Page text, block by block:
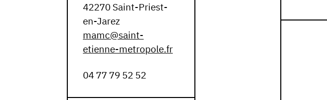
42270 Saint-Priest-
en-Jarez
mamc@saint-
etienne-metropole.fr
04 77 79 52 52